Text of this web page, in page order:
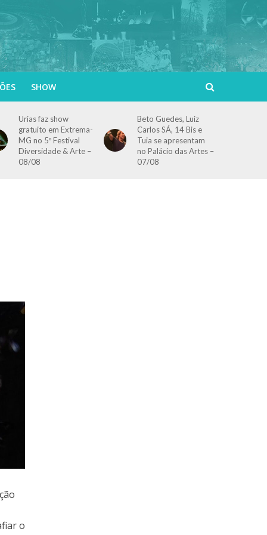
SHOW
Urias faz show
gratuito em Extrema-
MG no 5º Festival
Diversidade & Arte –
08/08
Beto Guedes, Luiz
Carlos SÁ, 14 Bis e
Tuia se apresentam
no Palácio das Artes –
07/08
o